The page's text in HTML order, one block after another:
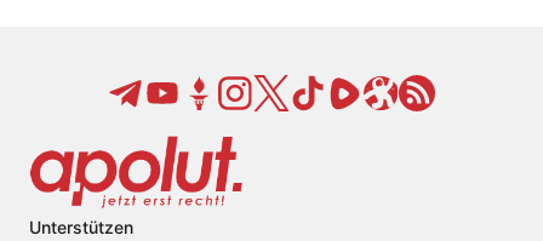
Unterstützen